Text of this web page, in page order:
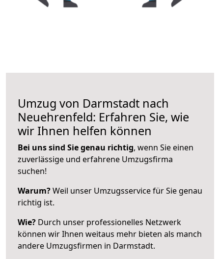
Umzug von Darmstadt nach
Neuehrenfeld: Erfahren Sie, wie
wir Ihnen helfen können
Bei uns sind Sie genau richtig, wenn Sie einen
zuverlässige und erfahrene Umzugsfirma
suchen!
Warum?Weil unser Umzugsservice für Sie genau
richtig ist.
Wie? Durch unser professionelles Netzwerk
können wir Ihnen weitaus mehr bieten als manch
andere Umzugsfirmen in Darmstadt.